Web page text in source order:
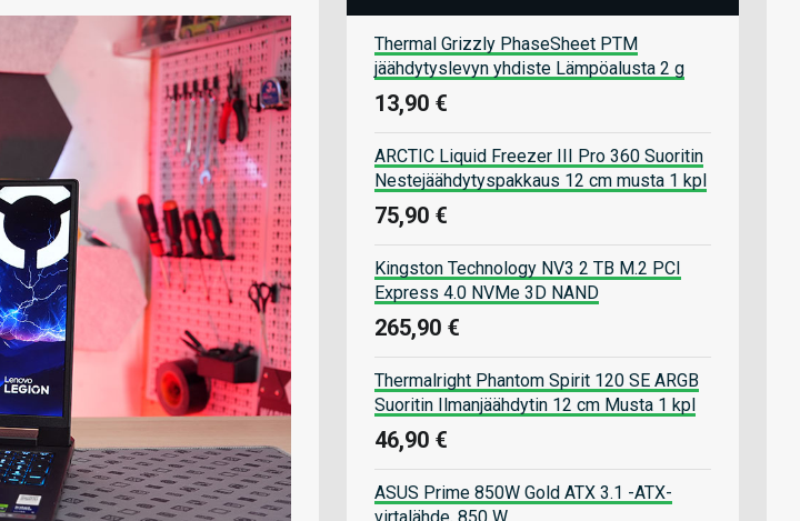
Thermal Grizzly PhaseSheet PTM
jäähdytyslevyn yhdiste Lämpöalusta 2 g
13,90 €
ARCTIC Liquid Freezer III Pro 360 Suoritin
Nestejäähdytyspakkaus 12 cm musta 1 kpl
75,90 €
Kingston Technology NV3 2 TB M.2 PCI
Express 4.0 NVMe 3D NAND
265,90 €
Thermalright Phantom Spirit 120 SE ARGB
Suoritin Ilmanjäähdytin 12 cm Musta 1 kpl
46,90 €
ASUS Prime 850W Gold ATX 3.1 -ATX-